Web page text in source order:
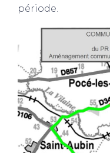
période.